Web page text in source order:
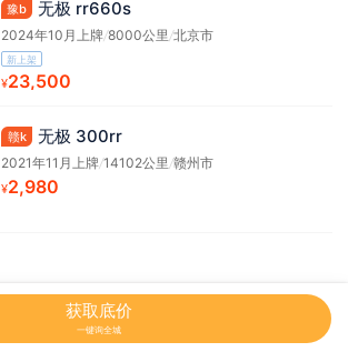
豫b 无极 rr660s
2024年10月上牌/8000公里 /北京市
新上架
¥23,500
赣k 无极 300rr
2021年11月上牌/14102公里 /赣州市
¥2,980
获取底价
一键询全城